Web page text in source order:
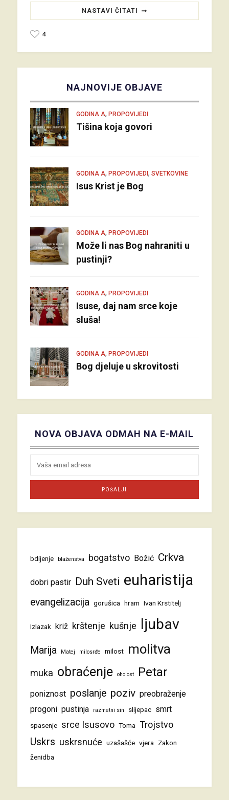
NASTAVI ČITATI
4
NAJNOVIJE OBJAVE
GODINA A, PROPOVIJEDI
Tišina koja govori
GODINA A, PROPOVIJEDI, SVETKOVINE
Isus Krist je Bog
GODINA A, PROPOVIJEDI
Može li nas Bog nahraniti u
pustinji?
GODINA A, PROPOVIJEDI
Isuse, daj nam srce koje
sluša!
GODINA A, PROPOVIJEDI
Bog djeluje u skrovitosti
NOVA OBJAVA ODMAH NA E-MAIL
bdijenje blaženstva bogatstvo Božić Crkva
dobri pastir Duh Sveti euharistija
evangelizacija gorušica hram Ivan Krstitelj
Izlazak križ krštenje kušnje ljubav
Marija Matej milosrđe milost molitva
muka obraćenje oholost Petar
poniznost poslanje poziv preobraženje
progoni pustinja razmetni sin slijepac smrt
spasenje srce Isusovo Toma Trojstvo
Uskrs uskrsnuće uzašašće vjera
Zakon
ženidba